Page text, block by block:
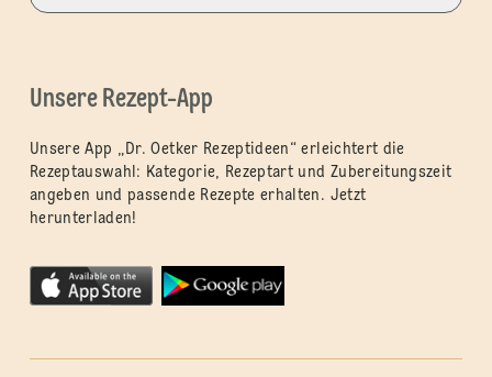
Unsere Rezept-App
Unsere App „Dr. Oetker Rezeptideen“ erleichtert die
Rezeptauswahl: Kategorie, Rezeptart und Zubereitungszeit
angeben und passende Rezepte erhalten. Jetzt
herunterladen!